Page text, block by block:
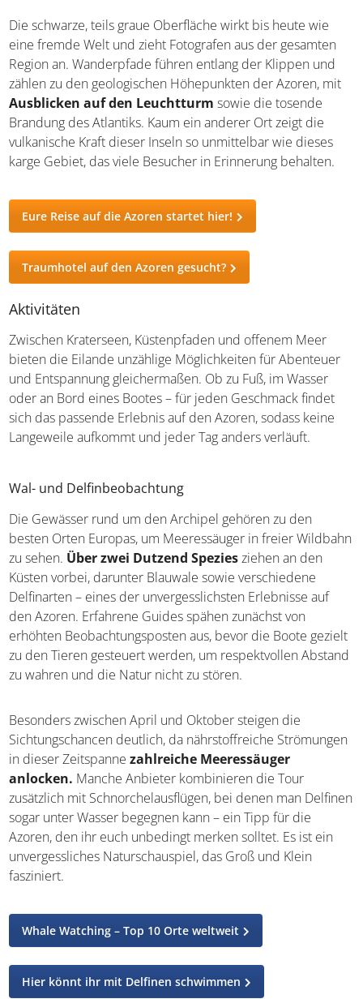
Die schwarze, teils graue Oberfläche wirkt bis heute wie
eine fremde Welt und zieht Fotografen aus der gesamten
Region an. Wanderpfade führen entlang der Klippen und
zählen zu den geologischen Höhepunkten der Azoren, mit
Ausblicken auf den Leuchtturm sowie die tosende
Brandung des Atlantiks. Kaum ein anderer Ort zeigt die
vulkanische Kraft dieser Inseln so unmittelbar wie dieses
karge Gebiet, das viele Besucher in Erinnerung behalten.
Eure Reise auf die Azoren startet hier!
Traumhotel auf den Azoren gesucht?
Aktivitäten
Zwischen Kraterseen, Küstenpfaden und offenem Meer
bieten die Eilande unzählige Möglichkeiten für Abenteuer
und Entspannung gleichermaßen. Ob zu Fuß, im Wasser
oder an Bord eines Bootes – für jeden Geschmack findet
sich das passende Erlebnis auf den Azoren, sodass keine
Langeweile aufkommt und jeder Tag anders verläuft.
Wal- und Delfinbeobachtung
Die Gewässer rund um den Archipel gehören zu den
besten Orten Europas, um Meeressäuger in freier Wildbahn
zu sehen. Über zwei Dutzend Speziesziehen an den
Küsten vorbei, darunter Blauwale sowie verschiedene
Delfinarten – eines der unvergesslichsten Erlebnisse auf
den Azoren. Erfahrene Guides spähen zunächst von
erhöhten Beobachtungsposten aus, bevor die Boote gezielt
zu den Tieren gesteuert werden, um respektvollen Abstand
zu wahren und die Natur nicht zu stören.
Besonders zwischen April und Oktober steigen die
Sichtungschancen deutlich, da nährstoffreiche Strömungen
in dieser Zeitspannezahlreiche Meeressäuger
anlocken. Manche Anbieter kombinieren die Tour
zusätzlich mit Schnorchelausflügen, bei denen man Delfinen
sogar unter Wasser begegnen kann – ein Tipp für die
Azoren, den ihr euch unbedingt merken solltet. Es ist ein
unvergessliches Naturschauspiel, das Groß und Klein
fasziniert.
Whale Watching – Top 10 Orte weltweit
Hier könnt ihr mit Delfinen schwimmen